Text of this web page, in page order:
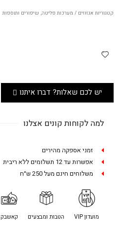
קטגוריות אגזוזים / מערכות פליטה, שיפורים ותוספות
יש לכם שאלות? דברו איתנו
למה לקוחות קונים אצלנו
זמני אספקה מהירים
אפשרות עד 12 תשלומים ללא ריבית
משלוחים חינם מעל 250 ש״ח
מועדון VIP הטבות ומבצעים קאשבק